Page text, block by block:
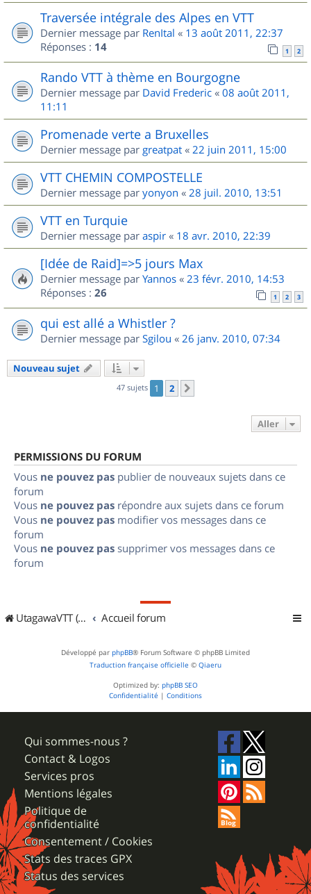
Traversée intégrale des Alpes en VTT
Dernier message par RenItal « 13 août 2011, 22:37
Réponses : 14 1 2
Rando VTT à thème en Bourgogne
Dernier message par David Frederic « 08 août 2011,
11:11
Promenade verte a Bruxelles
Dernier message par greatpat « 22 juin 2011, 15:00
VTT CHEMIN COMPOSTELLE
Dernier message par yonyon « 28 juil. 2010, 13:51
VTT en Turquie
Dernier message par aspir « 18 avr. 2010, 22:39
[Idée de Raid]=>5 jours Max
Dernier message par Yannos « 23 févr. 2010, 14:53
Réponses : 26 1 2 3
qui est allé a Whistler ?
Dernier message par Sgilou « 26 janv. 2010, 07:34
Nouveau sujet
47 sujets 1 2
Aller
PERMISSIONS DU FORUM
Vous ne pouvez pas publier de nouveaux sujets dans ce
forum
Vous ne pouvez pas répondre aux sujets dans ce forum
Vous ne pouvez pas modifier vos messages dans ce
forum
Vous ne pouvez pas supprimer vos messages dans ce
forum
UtagawaVTT (Randos VTT et VTTAE avec traces GPS) Accueil forum
Développé par phpBB® Forum Software © phpBB Limited
Traduction française officielle © Qiaeru
Optimized by: phpBB SEO
Confidentialité | Conditions
Qui sommes-nous ?
Contact & Logos
Services pros
Mentions légales
Politique de
confidentialité
Consentement / Cookies
Stats des traces GPX
Status des services